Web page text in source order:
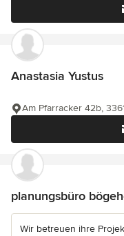
Anastasia Yustus
Am Pfarracker 42b,
planungsbüro
Wir betreuen ihre